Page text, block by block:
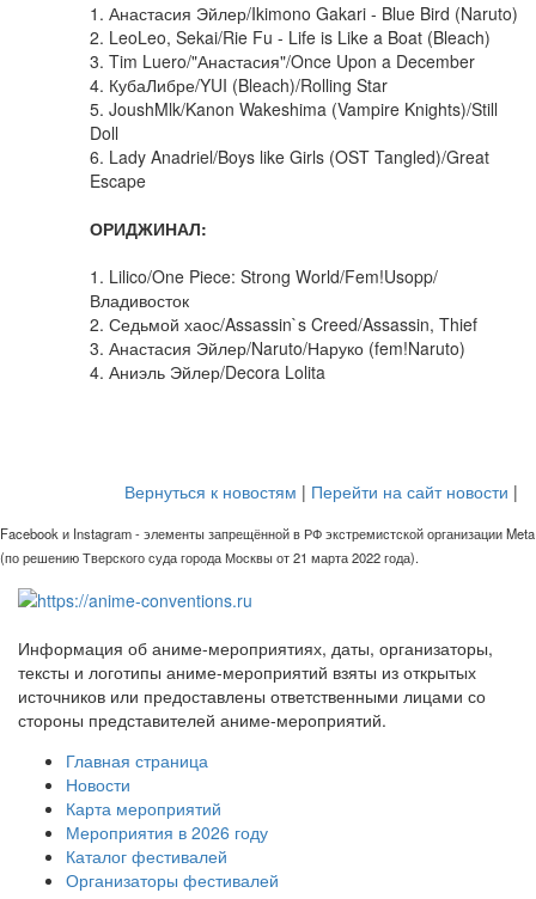
1. Анастасия Эйлер/Ikimono Gakari - Blue Bird (Naruto)
2. LeoLeo, Sekai/Rie Fu - Life is Like a Boat (Bleach)
3. Tim Luero/"Анастасия"/Once Upon a December
4. КубаЛибре/YUI (Bleach)/Rolling Star
5. JoushMlk/Kanon Wakeshima (Vampire Knights)/Still
Doll
6. Lady Anadriel/Boys like Girls (OST Tangled)/Great
Escape
ОРИДЖИНАЛ:
1. Lilico/One Piece: Strong World/Fem!Usopp/
Владивосток
2. Седьмой хаос/Assassin`s Creed/Assassin, Thief
3. Анастасия Эйлер/Naruto/Наруко (fem!Naruto)
4. Аниэль Эйлер/Decora Lolita
Вернуться к новостям | Перейти на сайт новости |
Facebook и Instagram - элементы запрещённой в РФ экстремистской организации Meta
(по решению Тверского суда города Москвы от 21 марта 2022 года).
Информация об аниме-мероприятиях, даты, организаторы,
тексты и логотипы аниме-мероприятий взяты из открытых
источников или предоставлены ответственными лицами со
стороны представителей аниме-мероприятий.
Главная страница
Новости
Карта мероприятий
Мероприятия в 2026 году
Каталог фестивалей
Организаторы фестивалей